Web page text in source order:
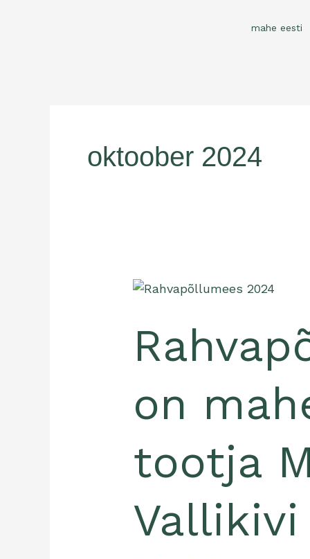
mahe eesti
oktoober 2024
on
tootja
Rahvapõllumees
tootja
Martin
Hiiumaalt